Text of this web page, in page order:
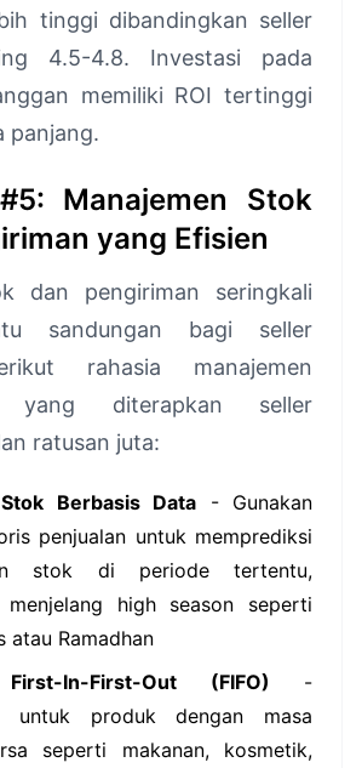
tinggi dibandingkan seller
4.5-4.8. Investasi pada
memiliki ROI tertinggi
panjang.
Manajemen Stok
yang Efisien
dan pengiriman seringkali
sandungan bagi seller
rahasia manajemen
yang diterapkan seller
ratusan juta:
Berbasis Data - Gunakan
penjualan untuk memprediksi
stok di periode tertentu,
menjelang high season seperti
atau Ramadhan
In-First-Out (FIFO) -
untuk produk dengan masa
seperti makanan, kosmetik,